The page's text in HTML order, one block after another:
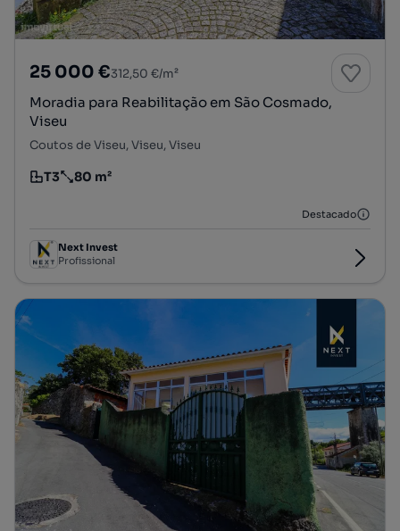
25 000 €312,50 €/m²
Moradia para Reabilitação em São Cosmado,
Viseu
Coutos de Viseu, Viseu, Viseu
Tipologia
T3
Preço por metro quadrado
80 m²
Destacado
Next Invest
Profissional